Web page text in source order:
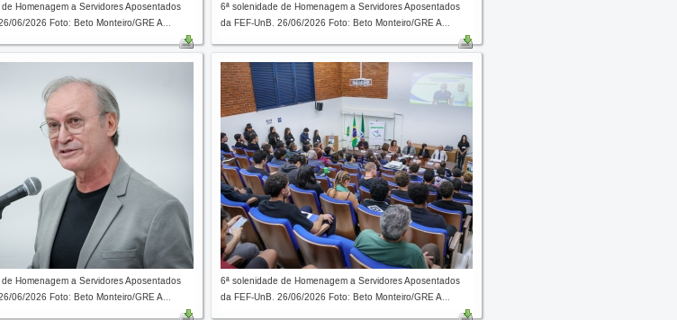
Homenagem a Servidores Aposentados
06/2026 Foto: Beto Monteiro/GRE A...
6ª solenidade de Homenagem a Servidores Aposentados
da FEF-UnB. 26/06/2026 Foto: Beto Monteiro/GRE A...
Homenagem a Servidores Aposentados
06/2026 Foto: Beto Monteiro/GRE A...
6ª solenidade de Homenagem a Servidores Aposentados
da FEF-UnB. 26/06/2026 Foto: Beto Monteiro/GRE A...